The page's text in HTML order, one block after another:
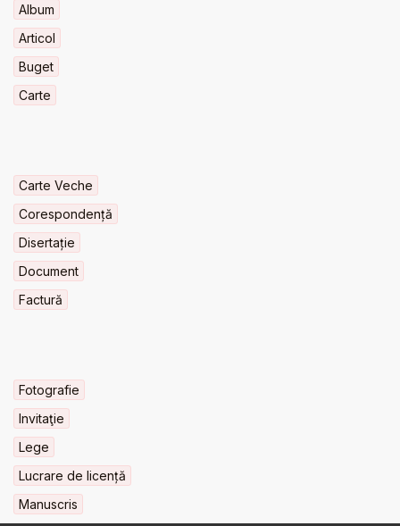
Album
Articol
Buget
Carte
Carte Veche
Corespondență
Disertație
Document
Factură
Fotografie
Invitaţie
Lege
Lucrare de licență
Manuscris